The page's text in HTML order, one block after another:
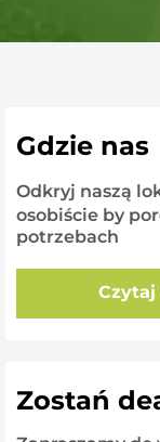
Gdzie
Odkryj naszą
osobiście by
potrzebach
Czytaj
Zostań